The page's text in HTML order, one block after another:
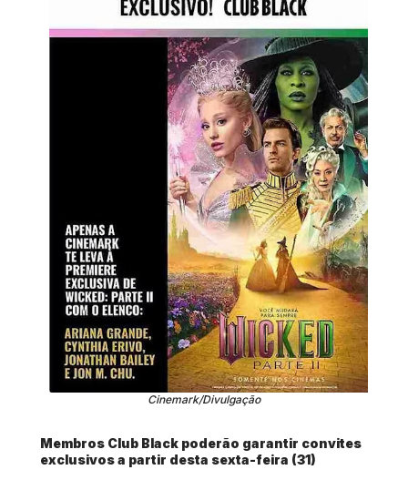
Cinemark/Divulgação
Membros Club Black poderão garantir convites
exclusivos a partir desta sexta-feira (31)